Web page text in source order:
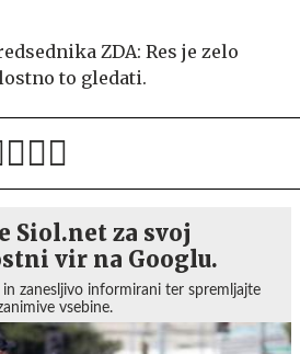
ZDA: Res je zelo
to gledati.
Siol.net za svoj
vir na Googlu.
zanesljivo informirani ter spremljajte
vsebine.